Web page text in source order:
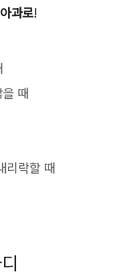
과로!
때
리락할 때